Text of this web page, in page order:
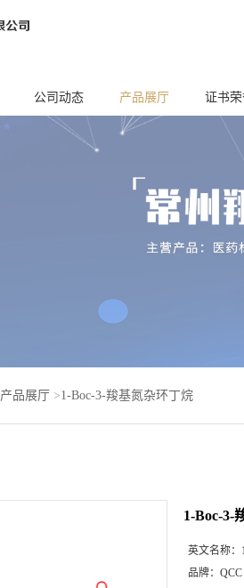
公司动态 产品展厅 证书
产品展厅 >1-Boc-3-羧基氮杂环丁烷
1-Boc-3-
英文名称：
品牌： QCC